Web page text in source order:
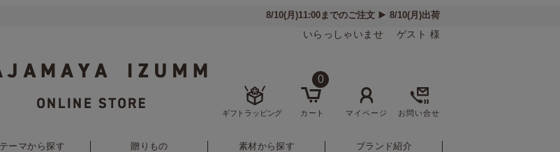
いらっしゃいませ ゲスト 様
ギフトラッピング
0
カート マイページ お問い合せ
テーマから探す 贈りもの 素材から探す ブランド紹介